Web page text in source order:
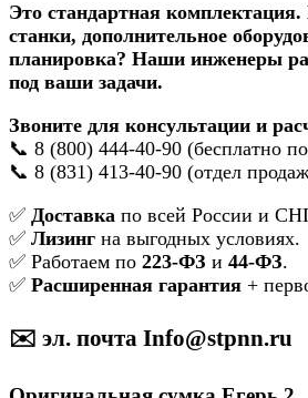
Это стандартная
станки, дополнительное
планировка? Наши инженеры
под ваши задачи.
Звоните для консультации и
📞 8 (800) 444-40-90 (бесплатно
📞 8 (831) 413-40-90 (отдел
✅ Доставка по всей России и
✅ Лизинг на выгодных условиях.
✅ Работаем по 223-ФЗ и 44-ФЗ.
✅ Расширенная гарантия +
✉️ эл. почта Info@stpnn.ru